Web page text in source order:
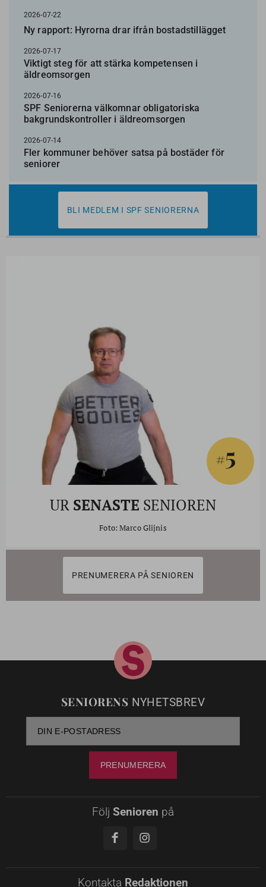
2026-07-22
Ny rapport: Hyrorna drar ifrån bostadstillägget
2026-07-17
Viktigt steg för att stärka kompetensen i
äldreomsorgen
2026-07-16
SPF Seniorerna välkomnar obligatoriska
bakgrundskontroller i äldreomsorgen
2026-07-14
Fler kommuner behöver satsa på bostäder för
seniorer
BLI MEDLEM I SPF SENIORERNA
#5
UR SENASTE SENIOREN
Foto: Marco Glijnis
PRENUMERERA PÅ SENIOREN
SENIORENS NYHETSBREV
Följ Senioren på
Kontakta Redaktionen